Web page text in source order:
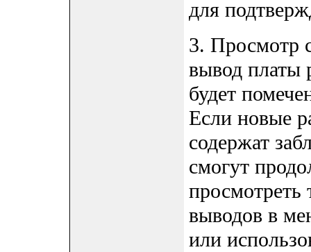
для
3. Просмотр
вывод платы
будет
Если новые
содержат
смогут
просмотреть
выводов в
или